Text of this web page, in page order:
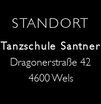
STANDORT
Tanzschule Santner
Dragonerstraße 42
4600 Wels